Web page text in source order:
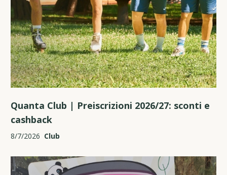
Quanta Club | Preiscrizioni 2026/27: sconti e
cashback
8/7/2026 Club